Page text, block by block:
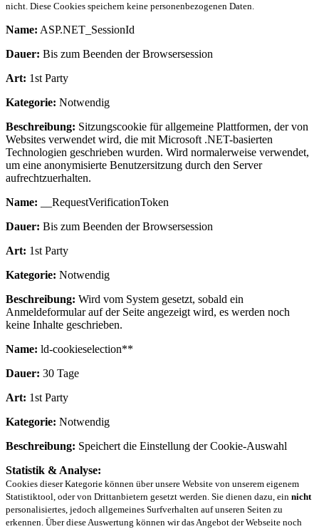
nicht. Diese Cookies speichern keine personenbezogenen Daten.
Name: ASP.NET_SessionId
Dauer: Bis zum Beenden der Browsersession
Art: 1st Party
Kategorie: Notwendig
Beschreibung: Sitzungscookie für allgemeine Plattformen, der von
Websites verwendet wird, die mit Microsoft .NET-basierten
Technologien geschrieben wurden. Wird normalerweise verwendet,
um eine anonymisierte Benutzersitzung durch den Server
aufrechtzuerhalten.
Name: __RequestVerificationToken
Dauer: Bis zum Beenden der Browsersession
Art: 1st Party
Kategorie: Notwendig
Beschreibung: Wird vom System gesetzt, sobald ein
Anmeldeformular auf der Seite angezeigt wird, es werden noch
keine Inhalte geschrieben.
Name: ld-cookieselection**
Dauer: 30 Tage
Art: 1st Party
Kategorie: Notwendig
Beschreibung: Speichert die Einstellung der Cookie-Auswahl
Statistik & Analyse:
Cookies dieser Kategorie können über unsere Website von unserem eigenem
Statistiktool, oder von Drittanbietern gesetzt werden. Sie dienen dazu, ein nicht
personalisiertes, jedoch allgemeines Surfverhalten auf unseren Seiten zu
erkennen. Über diese Auswertung können wir das Angebot der Webseite noch